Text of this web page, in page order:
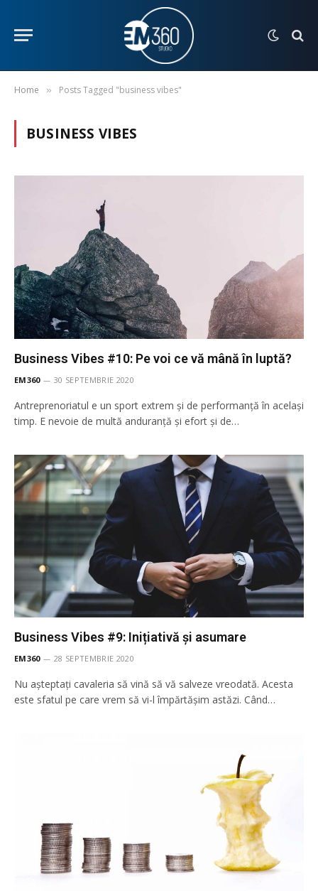
Home » Posts Tagged "business vibes"
BUSINESS VIBES
Business Vibes #10: Pe voi ce vă mână în luptă?
EM360 30 SEPTEMBRIE 2020
Antreprenoriatul e un sport extrem și de performanță în același
timp. E nevoie de multă anduranță și efort și de…
Business Vibes #9: Inițiativă și asumare
EM360 28 SEPTEMBRIE 2020
Nu așteptați cavaleria să vină să vă salveze vreodată. Acesta
este sfatul pe care vrem să vi-l împărtășim astăzi. Când…